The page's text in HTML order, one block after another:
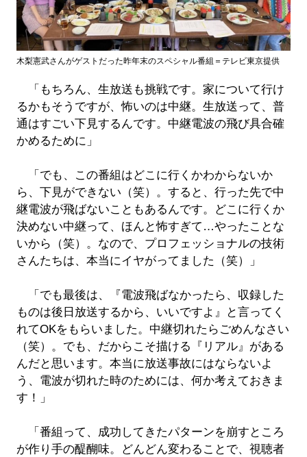
木梨憲武さんがゲストだった昨年末のスペシャル番組＝テレビ東京提供
「もちろん、生放送も挑戦です。家について行け
るかもそうですが、怖いのは中継。生放送って、普
通はすごい下見するんです。中継電波の飛び具合確
かめるために」
「でも、この番組はどこに行くかわからないか
ら、下見ができない（笑）。すると、行った先で中
継電波が飛ばないこともあるんです。どこに行くか
決めない中継って、ほんと怖すぎて…やったことな
いから（笑）。なので、プロフェッショナルの技術
さんたちは、本当にイヤがってました（笑）」
「でも最後は、『電波飛ばなかったら、収録した
ものは後日放送するから、いいですよ』と言ってく
れてOKをもらいました。中継切れたらごめんなさい
（笑）。でも、だからこそ描ける『リアル』がある
んだと思います。本当に放送事故にはならないよ
う、電波が切れた時のためには、何か考えておきま
す！」
「番組って、成功してきたパターンを崩すところ
が作り手の醍醐味。どんどん変わることで、視聴者